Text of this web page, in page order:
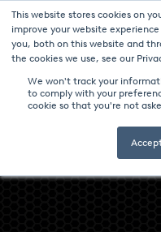
This website stores cookies on
improve your website
you, both on this website and
the cookies we use, see our
We won't track your
to comply with your
cookie so that you're not
NOWOŚCI I